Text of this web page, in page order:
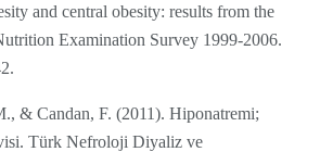
and central obesity: results from the
Examination Survey 1999-2006.
& Candan, F. (2011). Hiponatremi;
Türk Nefroloji Diyaliz ve